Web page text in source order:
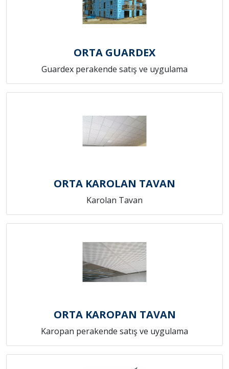
ORTA GUARDEX
Guardex perakende satış ve uygulama
ORTA KAROLAN TAVAN
Karolan Tavan
ORTA KAROPAN TAVAN
Karopan perakende satış ve uygulama